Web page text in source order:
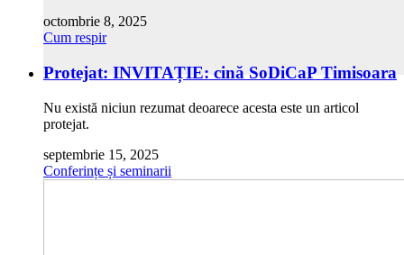
octombrie 8, 2025
Cum respir
Protejat: INVITAȚIE: cină SoDiCaP Timisoara
Nu există niciun rezumat deoarece acesta este un articol
protejat.
septembrie 15, 2025
Conferințe și seminarii